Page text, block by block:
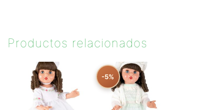
Productos relacionados
-5%